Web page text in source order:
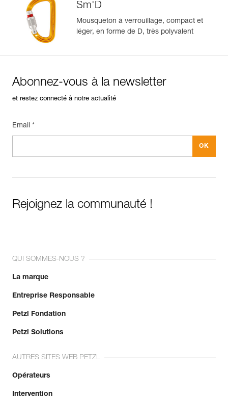
Sm'D
Mousqueton à verrouillage, compact et
léger, en forme de D, très polyvalent
Abonnez-vous à la newsletter
et restez connecté à notre actualité
Email *
Rejoignez la communauté !
QUI SOMMES-NOUS ?
La marque
Entreprise Responsable
Petzl Fondation
Petzl Solutions
AUTRES SITES WEB PETZL
Opérateurs
Intervention